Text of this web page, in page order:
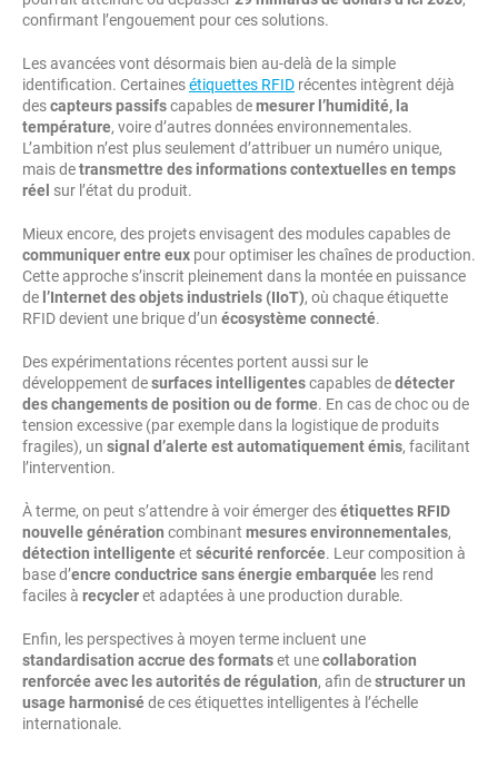
confirmant l’engouement pour ces solutions.
Les avancées vont désormais bien au-delà de la simple
identification. Certainesétiquettes RFID récentes intègrent déjà
descapteurs passifscapables demesurer l’humidité, la
température, voire d’autres données environnementales.
L’ambition n’est plus seulement d’attribuer un numéro unique,
mais detransmettre des informations contextuelles en temps
réel sur l’état du produit.
Mieux encore, des projets envisagent des modules capables de
communiquer entre eux pour optimiser les chaînes de production.
Cette approche s’inscrit pleinement dans la montée en puissance
de l’Internet des objets industriels (IIoT), où chaque étiquette
RFID devient une brique d’un écosystème connecté.
Des expérimentations récentes portent aussi sur le
développement desurfaces intelligentescapables dedétecter
des changements de position ou de forme. En cas de choc ou de
tension excessive (par exemple dans la logistique de produits
fragiles), un signal d’alerte est automatiquement émis, facilitant
l’intervention.
À terme, on peut s’attendre à voir émerger desétiquettes RFID
nouvelle génération combinant mesures environnementales,
détection intelligenteet sécurité renforcée. Leur composition à
base d’encre conductrice sans énergie embarquée les rend
faciles à recycleret adaptées à une production durable.
Enfin, les perspectives à moyen terme incluent une
standardisation accrue des formatset unecollaboration
renforcée avec les autorités de régulation, afin destructurer un
usage harmoniséde ces étiquettes intelligentes à l’échelle
internationale.